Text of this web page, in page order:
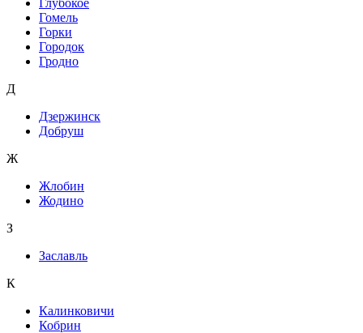
Глубокое
Гомель
Горки
Городок
Гродно
Д
Дзержинск
Добруш
Ж
Жлобин
Жодино
З
Заславль
К
Калинковичи
Кобрин